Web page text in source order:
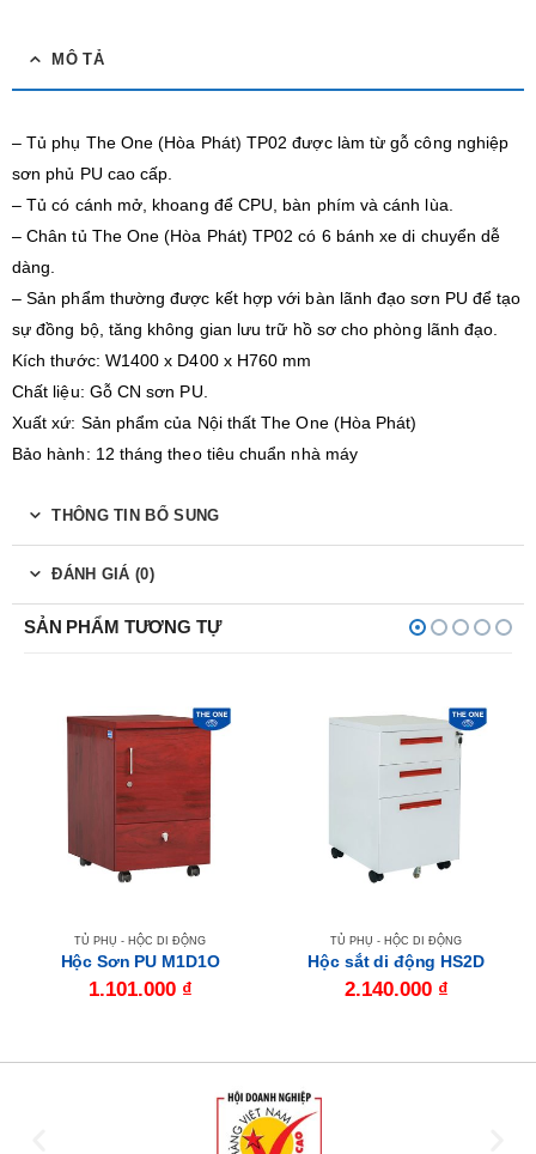
MÔ TẢ
– Tủ phụ The One (Hòa Phát) TP02 được làm từ gỗ công nghiệp
sơn phủ PU cao cấp.
– Tủ có cánh mở, khoang để CPU, bàn phím và cánh lùa.
– Chân tủ The One (Hòa Phát) TP02 có 6 bánh xe di chuyển dễ
dàng.
– Sản phẩm thường được kết hợp với bàn lãnh đạo sơn PU để tạo
sự đồng bộ, tăng không gian lưu trữ hồ sơ cho phòng lãnh đạo.
Kích thước: W1400 x D400 x H760 mm
Chất liệu: Gỗ CN sơn PU.
Xuất xứ: Sản phẩm của Nội thất The One (Hòa Phát)
Bảo hành: 12 tháng theo tiêu chuẩn nhà máy
THÔNG TIN BỔ SUNG
ĐÁNH GIÁ (0)
SẢN PHẨM TƯƠNG TỰ
TỦ PHỤ - HỘC DI ĐỘNG
Hộc Sơn PU M1D1O
1.101.000 ₫
TỦ PHỤ - HỘC DI ĐỘNG
Hộc sắt di động HS2D
2.140.000 ₫